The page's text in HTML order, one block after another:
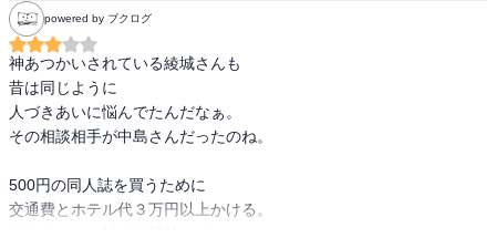
powered by ブクログ
神あつかいされている綾城さんも
昔は同じように
人づきあいに悩んでたんだなぁ。
その相談相手が中島さんだったのね。
500円の同人誌を買うために
交通費とホテル代３万円以上かける。